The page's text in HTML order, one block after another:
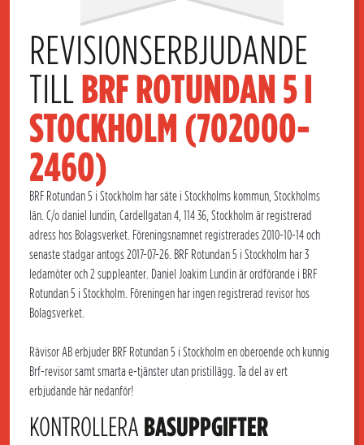
REVISIONSERBJUDANDE
TILL BRF ROTUNDAN 5 I
STOCKHOLM (702000-
2460)
BRF Rotundan 5 i Stockholm har säte i Stockholms kommun, Stockholms
län. C/o daniel lundin, Cardellgatan 4, 114 36, Stockholm är registrerad
adress hos Bolagsverket. Föreningsnamnet registrerades 2010-10-14 och
senaste stadgar antogs 2017-07-26. BRF Rotundan 5 i Stockholm har 3
ledamöter och 2 suppleanter. Daniel Joakim Lundin är ordförande i BRF
Rotundan 5 i Stockholm. Föreningen har ingen registrerad revisor hos
Bolagsverket.
Rävisor AB erbjuder BRF Rotundan 5 i Stockholm en oberoende och kunnig
Brf-revisor samt smarta e-tjänster utan pristillägg. Ta del av ert
erbjudande här nedanför!
KONTROLLERA BASUPPGIFTER